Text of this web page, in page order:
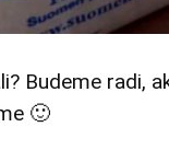
Budeme radi,
🙂